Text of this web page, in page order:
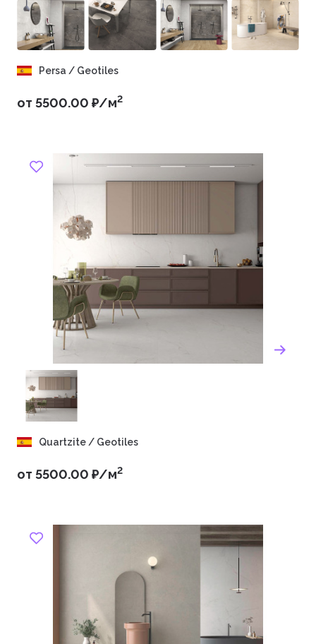
Persa / Geotiles
от 5500.00 ₽/м2
Quartzite / Geotiles
от 5500.00 ₽/м2